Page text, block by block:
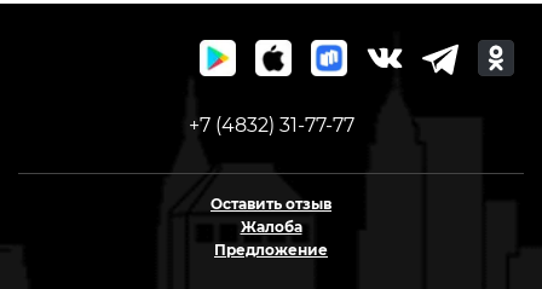
+7 (4832) 31-77-77
Оставить отзыв
Жалоба
Предложение